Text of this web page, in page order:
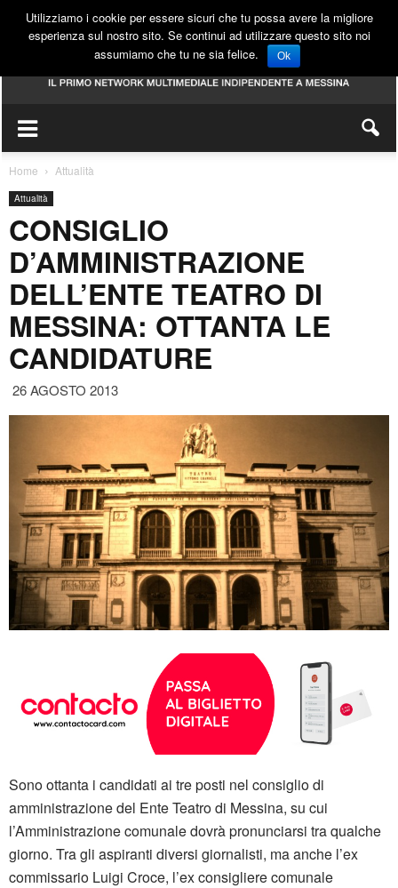
Home Attualità
Attualità
CONSIGLIO
D’AMMINISTRAZIONE
DELL’ENTE TEATRO DI
MESSINA: OTTANTA LE
CANDIDATURE
26 AGOSTO 2013
Sono ottanta i candidati ai tre posti nel consiglio di
amministrazione del Ente Teatro di Messina, su cui
l’Amministrazione comunale dovrà pronunciarsi tra qualche
giorno. Tra gli aspiranti diversi giornalisti, ma anche l’ex
commissario Luigi Croce, l’ex consigliere comunale
Utilizziamo i cookie per essere sicuri che tu possa avere la migliore
esperienza sul nostro sito. Se continui ad utilizzare questo sito noi
assumiamo che tu ne sia felice.
Ok